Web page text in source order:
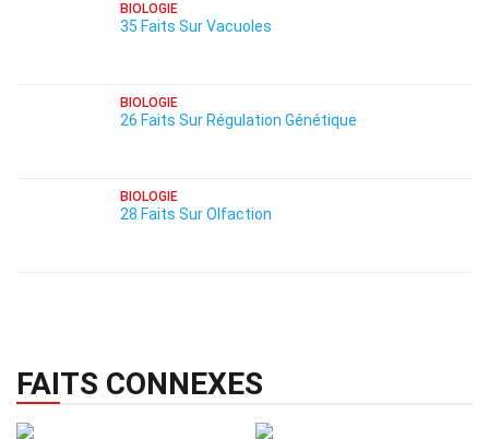
BIOLOGIE
35 Faits Sur Vacuoles
BIOLOGIE
26 Faits Sur Régulation Génétique
BIOLOGIE
28 Faits Sur Olfaction
FAITS CONNEXES